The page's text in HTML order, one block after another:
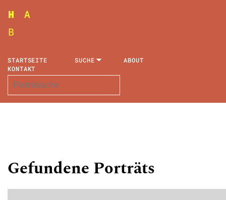
STARTSEITE SUCHE
ABOUT
KONTAKT
Gefundene Porträts